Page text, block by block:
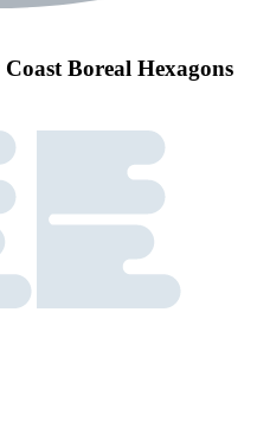
Boreal Hexagons